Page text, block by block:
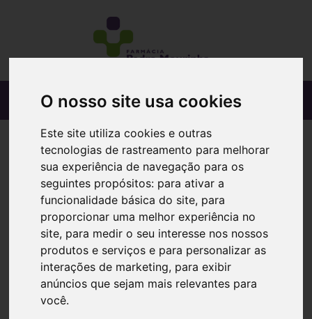
O nosso site usa cookies
Este site utiliza cookies e outras
tecnologias de rastreamento para melhorar
sua experiência de navegação para os
seguintes propósitos: para ativar a
funcionalidade básica do site, para
proporcionar uma melhor experiência no
site, para medir o seu interesse nos nossos
produtos e serviços e para personalizar as
interações de marketing, para exibir
anúncios que sejam mais relevantes para
você.